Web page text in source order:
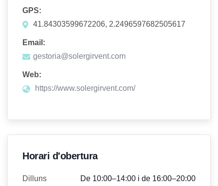
GPS:
41.84303599672206, 2.2496597682505617
Email:
gestoria@solergirvent.com
Web:
https://www.solergirvent.com/
Horari d'obertura
Dilluns De 10:00–14:00 i de 16:00–20:00